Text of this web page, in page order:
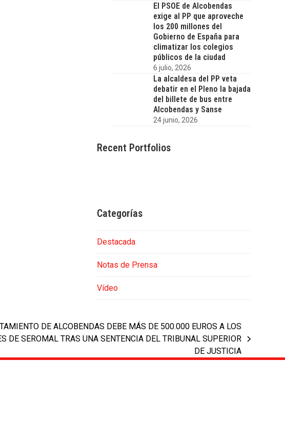
El PSOE de Alcobendas
exige al PP que aproveche
los 200 millones del
Gobierno de España para
climatizar los colegios
públicos de la ciudad
6 julio, 2026
La alcaldesa del PP veta
debatir en el Pleno la bajada
del billete de bus entre
Alcobendas y Sanse
24 junio, 2026
Recent Portfolios
Categorías
Destacada
Notas de Prensa
Vídeo
DE ALCOBENDAS DEBE MÁS DE 500.000 EUROS A LOS
DE SEROMAL TRAS UNA SENTENCIA DEL TRIBUNAL SUPERIOR
DE JUSTICIA